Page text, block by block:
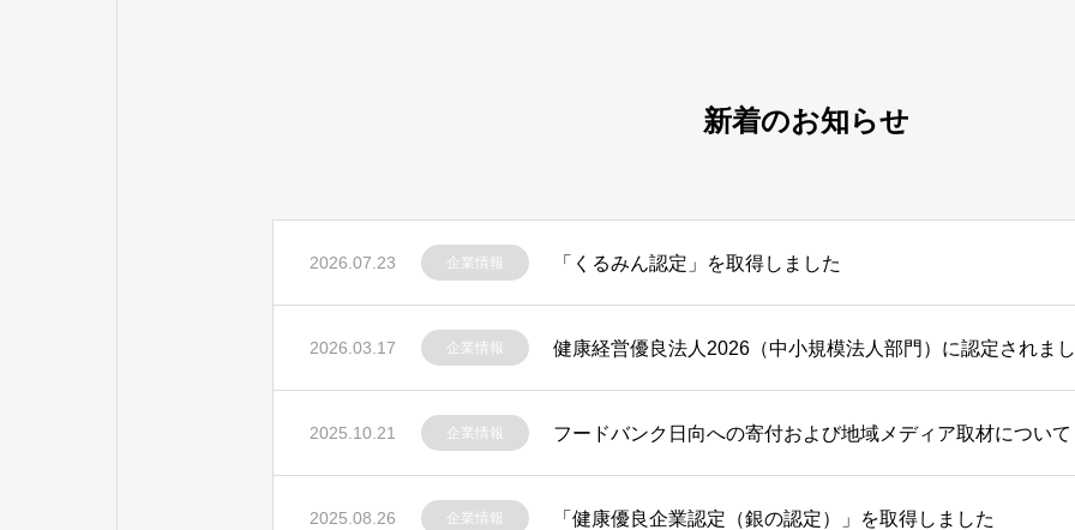
新着のお知らせ
2026.07.23 企業情報 「くるみん認定」を取得しました
2026.03.17 企業情報 健康経営優良法人2026（中小規模法人部門）に認定されま
2025.10.21 企業情報 フードバンク日向への寄付および地域メディア取材について
2025.08.26 企業情報 「健康優良企業認定（銀の認定）」を取得しました